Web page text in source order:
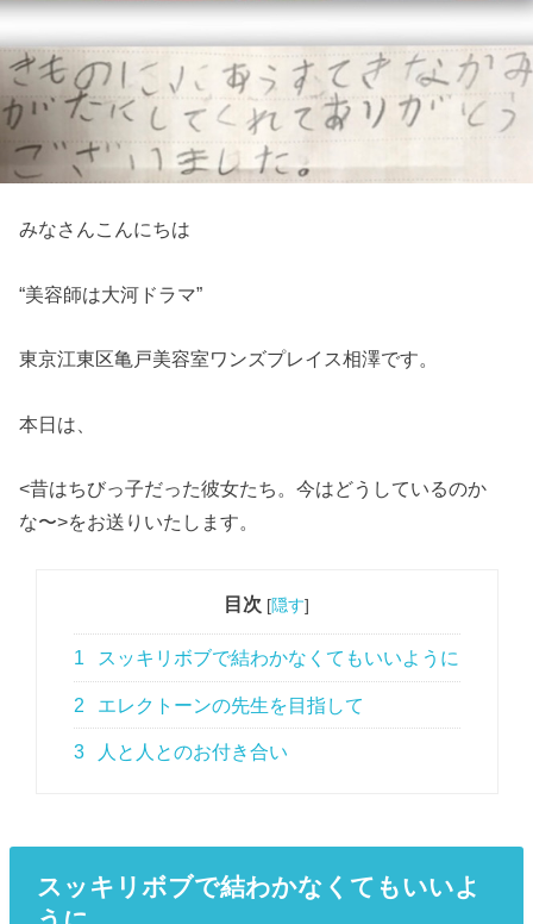
みなさんこんにちは
“美容師は大河ドラマ”
東京江東区亀戸美容室ワンズプレイス相澤です。
本日は、
<昔はちびっ子だった彼女たち。今はどうしているのか
な〜>をお送りいたします。
目次 [隠す]
1 スッキリボブで結わかなくてもいいように
2 エレクトーンの先生を目指して
3 人と人とのお付き合い
スッキリボブで結わかなくてもいいよ